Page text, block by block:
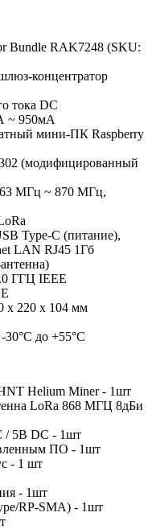
Bundle RAK7248 (SKU:
концентратор
тока DC
~ 950мА
мини-ПК Raspberry
(модифицированный
МГц ~ 870 МГц,
Type-C (питание),
LAN RJ45 1Гб
ГГЦ IEEE
х 220 х 104 мм
30°С до +55°С
Helium Miner - 1шт
LoRa 868 МГЦ 8дБи
/ 5В DC - 1шт
ПО - 1шт
- 1 шт
- 1шт
RP-SMA) - 1шт